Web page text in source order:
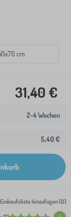
cm
31,40 €
2-4 Wochen
5,40 €
hinzufügen (0)